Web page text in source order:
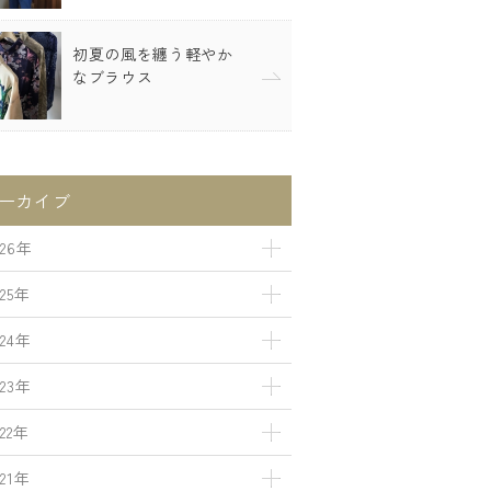
初夏の風を纏う軽やか
なブラウス
カイブ
年
年
年
年
年
年